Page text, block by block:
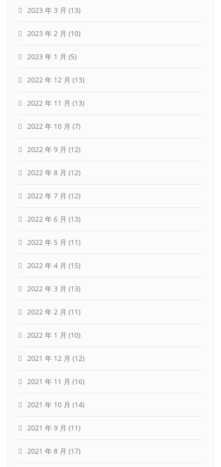
2023 年 3 月 (13)
2023 年 2 月 (10)
2023 年 1 月 (5)
2022 年 12 月 (13)
2022 年 11 月 (13)
2022 年 10 月 (7)
2022 年 9 月 (12)
2022 年 8 月 (12)
2022 年 7 月 (12)
2022 年 6 月 (13)
2022 年 5 月 (11)
2022 年 4 月 (15)
2022 年 3 月 (13)
2022 年 2 月 (11)
2022 年 1 月 (10)
2021 年 12 月 (12)
2021 年 11 月 (16)
2021 年 10 月 (14)
2021 年 9 月 (11)
2021 年 8 月 (17)